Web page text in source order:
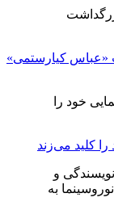
«عباس کیارستمی»
را کلید می‌زند